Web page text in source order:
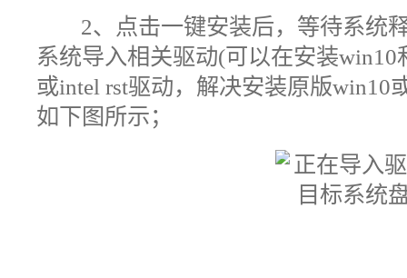
2、 点击一键安装后，等待系统
系统导入相关驱动(可以在安装win10
或intel rst驱动，解决安装原版win10
如下图所示；